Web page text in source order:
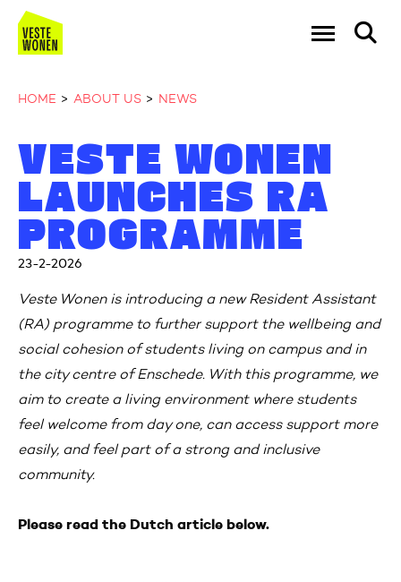
Go to the homepage
Ga naar
HOME ABOUT US NEWS
VESTE WONEN
LAUNCHES RA
PROGRAMME
23-2-2026
Veste Wonen is introducing a new Resident Assistant
(RA) programme to further support the wellbeing and
social cohesion of students living on campus and in
the city centre of Enschede. With this programme, we
aim to create a living environment where students
feel welcome from day one, can access support more
easily, and feel part of a strong and inclusive
community.
Please read the Dutch article below.